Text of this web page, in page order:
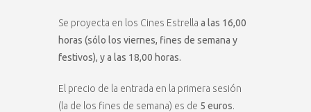
Se proyecta en los Cines Estrella a las 16,00
horas (sólo los viernes, fines de semana y
festivos), y a las 18,00 horas.
El precio de la entrada en la primera sesión
(la de los fines de semana) es de 5 euros.